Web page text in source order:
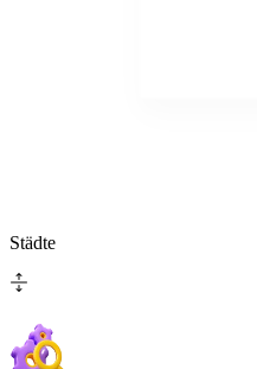
Städte